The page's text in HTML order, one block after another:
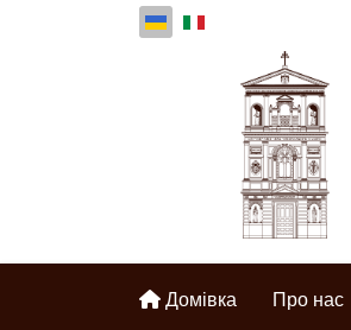
Домівка Про нас